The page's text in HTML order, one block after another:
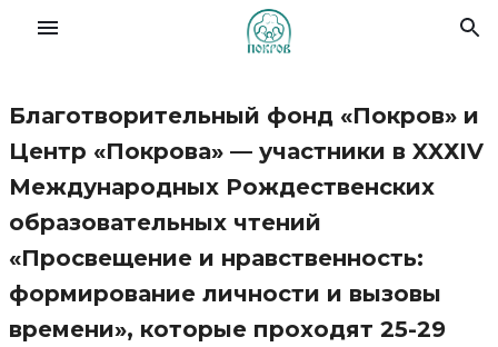
Славянский форум семей
О Фонде
Деятельность
Новости
Благотворительный фонд «Покров» и
Центр «Покрова» — участники в XXХIV
Международных Рождественских
образовательных чтений
«Просвещение и нравственность:
формирование личности и вызовы
времени», которые проходят 25-29